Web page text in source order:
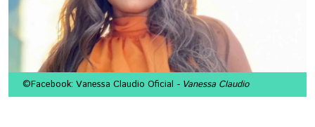
©Facebook: Vanessa Claudio Oficial - Vanessa Claudio